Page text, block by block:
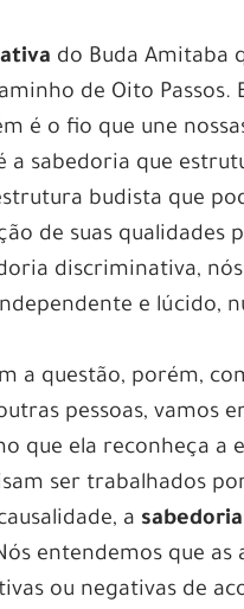
do Buda Amitaba
de Oito Passos.
é o fio que une
sabedoria que
budista que
de suas qualidades
discriminativa, nós
e lúcido,
a questão, porém,
pessoas, vamos
que ela reconheça a
ser trabalhados
a
entendemos que as
ou negativas de